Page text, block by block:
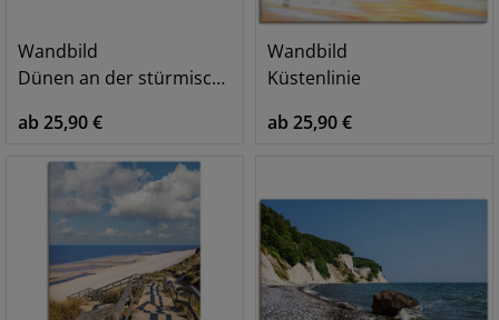
Wandbild
Dünen an der stürmischen See
ab 25,90 €
Wandbild
Küstenlinie
ab 25,90 €